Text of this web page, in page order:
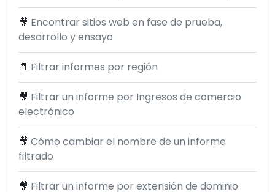
🎥 Encontrar sitios web en fase de prueba,
desarrollo y ensayo
📄 Filtrar informes por región
🎥 Filtrar un informe por Ingresos de comercio
electrónico
🎥 Cómo cambiar el nombre de un informe
filtrado
🎥 Filtrar un informe por extensión de dominio